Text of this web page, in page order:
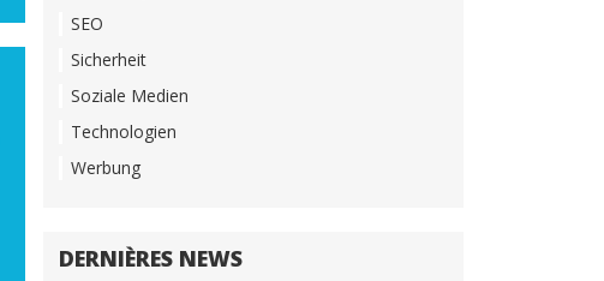
SEO
Sicherheit
Soziale Medien
Technologien
Werbung
DERNIÈRES NEWS